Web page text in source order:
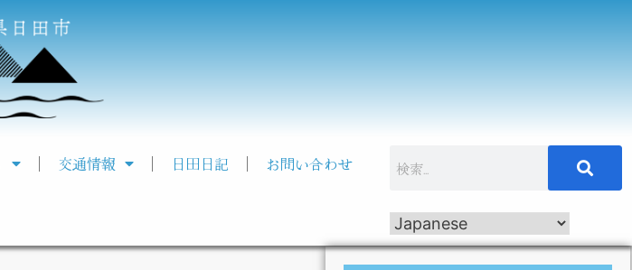
交通情報 日田日記 お問い合わせ